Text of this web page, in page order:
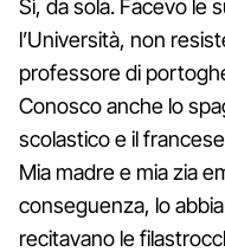
Sì, da sola. Facevo le
l’Università, non
professore di
Conosco anche lo
scolastico e il
Mia madre e mia zia
conseguenza, lo
recitavano le